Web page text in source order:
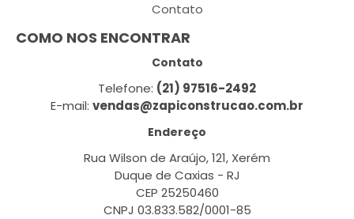
Contato
COMO NOS ENCONTRAR
Contato
Telefone: (21) 97516-2492
E-mail: vendas@zapiconstrucao.com.br
Endereço
Rua Wilson de Araújo, 121, Xerém
Duque de Caxias - RJ
CEP 25250460
CNPJ 03.833.582/0001-85